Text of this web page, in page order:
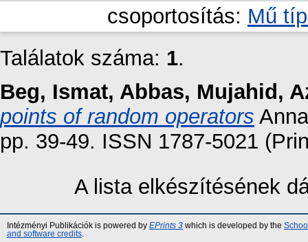
csoportosítás: Mű
Találatok száma: 1.
Beg, Ismat, Abbas, Mujahid ,
points of random operators
pp. 39-49. ISSN 1787-5021
A lista elkészítésének
Intézményi Publikációk is powered by EPrints 3 which is developed by the
and software credits